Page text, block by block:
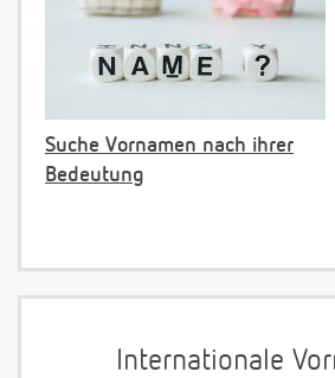
Suche Vornamen nach ihrer
Bedeutung
Internationale